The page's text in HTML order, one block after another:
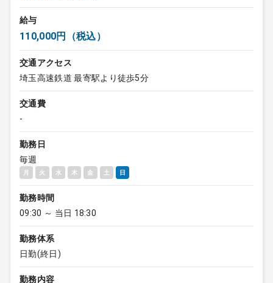
給与
110,000円（税込）
交通アクセス
埼玉高速鉄道 最寄駅より徒歩5分
交通費
-
勤務日
毎週
月 火 水 木 金 土 日
勤務時間
09:30 ～ 当日 18:30
勤務体系
日勤(終日)
勤務内容